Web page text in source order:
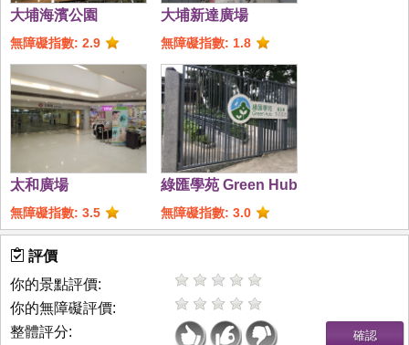
大埔海濱公園
無障礙指數: 2.9
大埔新達廣場
無障礙指數: 1.8
太和廣場
無障礙指數: 3.5
綠匯學苑 Green Hub
無障礙指數: 3.0
評價
你的景點評價:
你的無障礙評價:
整體評分: